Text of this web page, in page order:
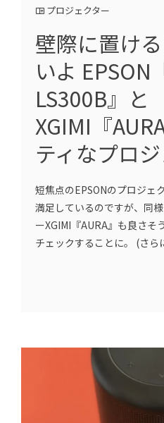
プロジェクター
壁際に置け
いよ EPSON
LS300B』と
XGIMI『
ティなプロ
短焦点のEPSONのプロジェ
満足しているのですが、同
ーXGIMI『AURA』も良さそ
チェックすることに。 (さ